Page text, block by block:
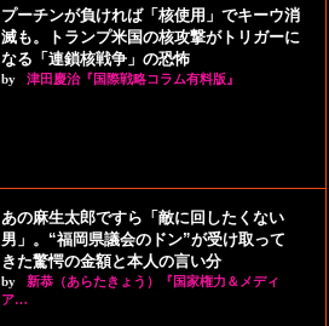
プーチンが負ければ「核使用」でキーウ消
滅も。トランプ米国の核攻撃がトリガーに
なる「連鎖核戦争」の恐怖
by 津田慶治『国際戦略コラム有料版』
あの麻生太郎ですら「敵に回したくない
男」。“福岡県議会のドン”が受け取って
きた驚愕の金額と本人の言い分
by
新恭（あらたきょう）『国家権力＆メディ
ア…